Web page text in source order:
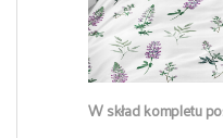
W skład kompletu